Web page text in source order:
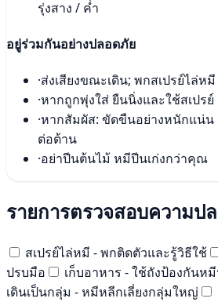
รุ่งสาง / ค่ำ
อยู่ร่วมกันอย่างปลอดภัย
·ส่งเสียงขณะเดิน; พกสเปรย์ไล่หมี
·หากถูกพุ่งใส่ ยืนนิ่งและใช้สเปรย์
·หากสัมผัส: ขัดขืนอย่างหนักแน่น
ต่อต้าน
·อย่าปีนต้นไม้ หมีปีนเก่งกว่าคุณ
รายการตรวจสอบความป
สเปรย์ไล่หมี - พกติดตัวและรู้วิธีใช้
ปรบมือ
เก็บอาหาร - ใช้ถังป้องกันห
เดินเป็นกลุ่ม - หมีหลีกเลี่ยงกลุ่มใหญ่